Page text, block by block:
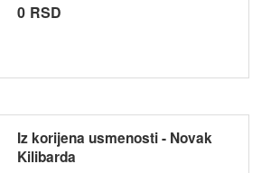
0 RSD
Iz korijena usmenosti - Novak
Kilibarda